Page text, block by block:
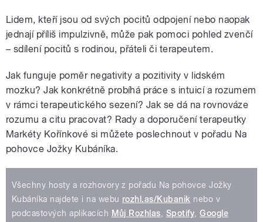
Lidem, kteří jsou od svých pocitů odpojení nebo naopak
jednají příliš impulzivně, může pak pomoci pohled zvenčí
– sdílení pocitů s rodinou, přáteli či terapeutem.
Jak funguje poměr negativity a pozitivity v lidském
mozku? Jak konkrétně probíhá práce s intuicí a rozumem
v rámci terapeutického sezení? Jak se dá na rovnováze
rozumu a citu pracovat? Rady a doporučení terapeutky
Markéty Kořínkové si můžete poslechnout v pořadu Na
pohovce Jožky Kubáníka.
Všechny hosty a rozhovory z pořadu Na pohovce Jožky
Kubáníka najdete i na webu rozhl.as/Kubanik nebo v
podcastových aplikacích Můj Rozhlas, Spotify,Google